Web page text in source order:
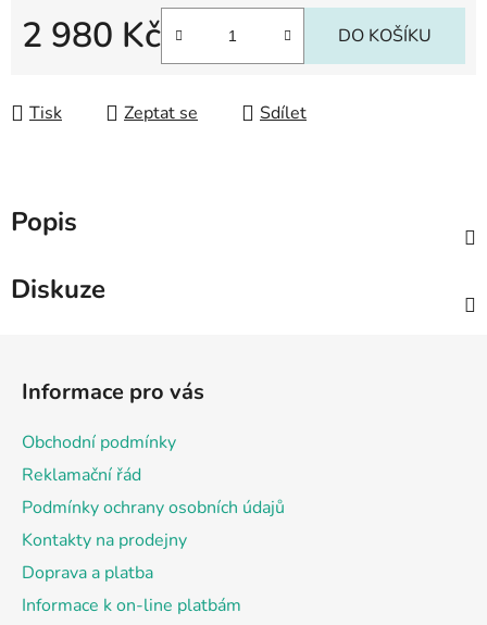
2 980 Kč DO KOŠÍKU
Tisk Zeptat se Sdílet
Popis
Diskuze
Informace pro vás
Obchodní podmínky
Reklamační řád
Podmínky ochrany osobních údajů
Kontakty na prodejny
Doprava a platba
Informace k on-line platbám